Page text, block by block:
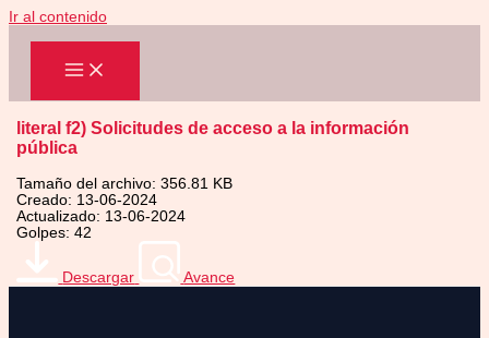
Ir al contenido
literal f2) Solicitudes de acceso a la información
pública
Tamaño del archivo: 356.81 KB
Creado: 13-06-2024
Actualizado: 13-06-2024
Golpes: 42
Descargar Avance